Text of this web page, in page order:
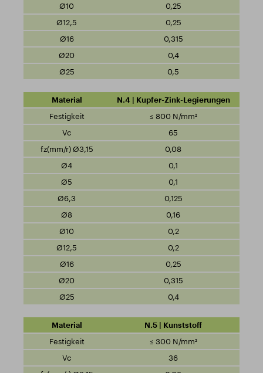
0,25
0,25
0,315
0,4
0,5
N.4 | Kupfer-Zink-Legierungen
≤ 800 N/mm²
65
0,08
0,1
0,1
0,125
0,16
0,2
0,2
0,25
0,315
0,4
N.5 | Kunststoff
≤ 300 N/mm²
36